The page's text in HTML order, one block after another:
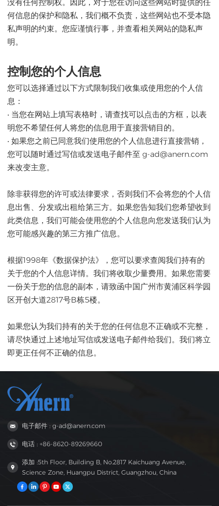
没有任何控制权。因此，对于您在访问这些网站时提供的任
何信息的保护和隐私，我们概不负责，这些网站也不受本隐
私声明的约束。您应谨慎行事，并查看相关网站的隐私声
明。
控制您的个人信息
您可以选择通过以下方式限制我们收集或使用您的个人信
息：
• 当您在网站上填写表格时，请查找可以点击的方框，以表
明您不希望任何人将您的信息用于直接营销目的。
• 如果您之前已同意我们使用您的个人信息进行直接营销，
您可以随时通过写信或发送电子邮件至 g-ad@anern.com
来改变主意。
除非获得您的许可或法律要求，否则我们不会将您的个人信
息出售、分发或出租给第三方。如果您告知我们您希望收到
此类信息，我们可能会使用您的个人信息向您发送我们认为
您可能感兴趣的第三方推广信息。
根据1998年《数据保护法》，您可以要求查阅我们持有的
关于您的个人信息详情。我们将收取少量费用。如果您需要
一份关于您的信息的副本，请致函中国广州市黄浦区科学园
区开创大道2817号B栋5楼。
如果您认为我们持有的关于您的任何信息不正确或不完整，
请尽快通过上述地址写信或发送电子邮件给我们。我们将立
即更正任何不正确的信息。
电子邮件 : g-ad@anern.com
电话 : +86-8620-89269660
添加 :5th Floor, Building B, No.2817 Kaichuang Avenue,
Science Zone, Huangpu District, Guangzhou, China